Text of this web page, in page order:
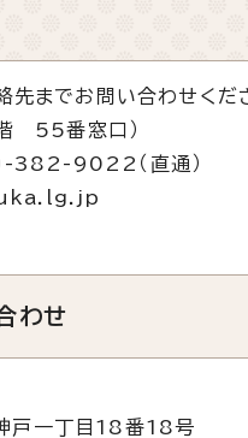
までお問い合わせくだ
55番窓口）
9022（直通）
わせ
一丁目18番18号